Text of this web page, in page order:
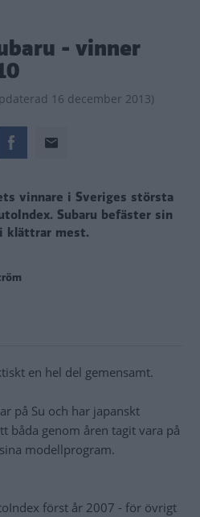
- vinner
16 december 2013)
vinnare i Sveriges största
Subaru befäster sin
klättrar mest.
en hel del gemensamt.
på Su och har japanskt
båda genom åren tagit vara på
modellprogram.
först år 2007 - för övrigt